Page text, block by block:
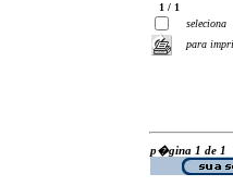
1 / 1
seleciona
para
p�gina 1 de 1